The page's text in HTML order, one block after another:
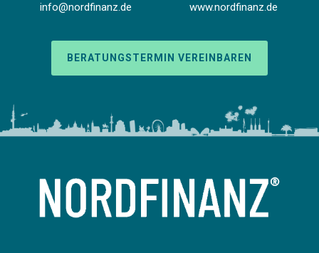
info@nordfinanz.de www.nordfinanz.de
BERATUNGSTERMIN VEREINBAREN